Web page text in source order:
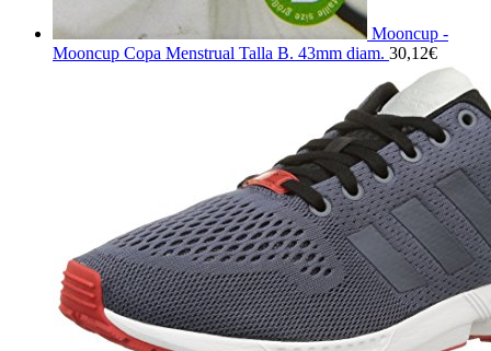
Mooncup -
Mooncup Copa Menstrual Talla B. 43mm diam. 30,12€